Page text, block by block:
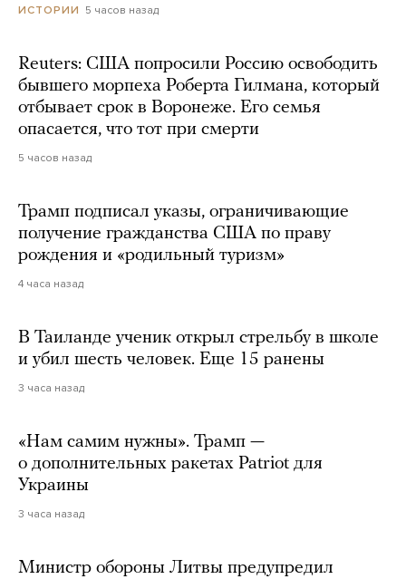
ИСТОРИИ 5 часов назад
Reuters: США попросили Россию освободить
бывшего морпеха Роберта Гилмана, который
отбывает срок в Воронеже. Его семья
опасается, что тот при смерти
5 часов назад
Трамп подписал указы, ограничивающие
получение гражданства США по праву
рождения и «родильный туризм»
4 часа назад
В Таиланде ученик открыл стрельбу в школе
и убил шесть человек. Еще 15 ранены
3 часа назад
«Нам самим нужны». Трамп —
о дополнительных ракетах Patriot для
Украины
3 часа назад
Министр обороны Литвы предупредил